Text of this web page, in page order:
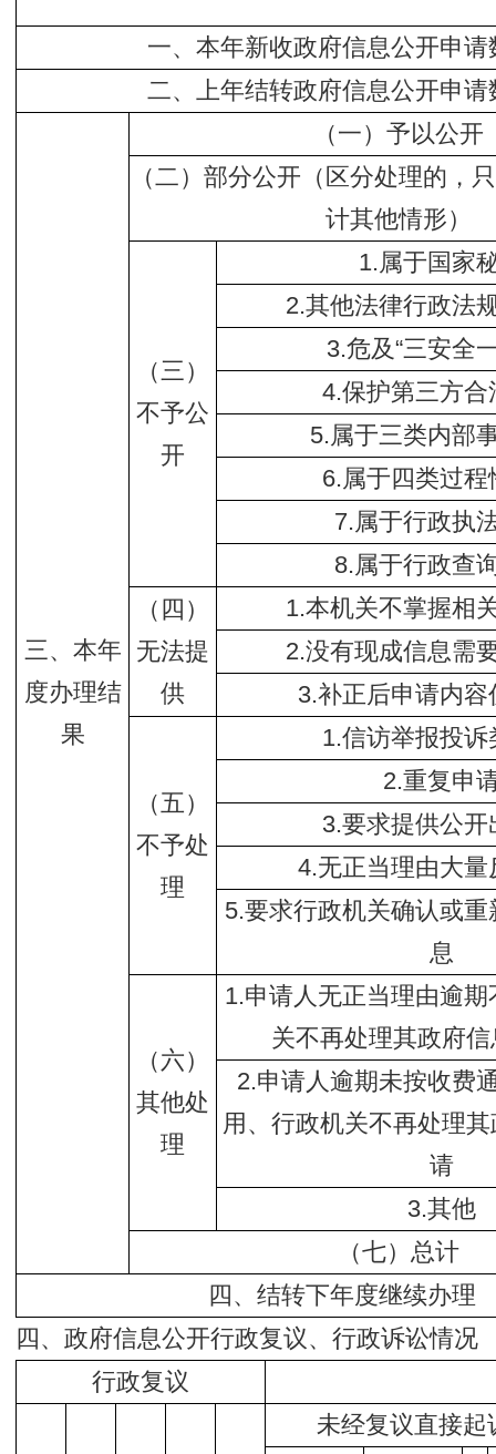
一、本年新收政府信息公开申请
二、上年结转政府信息公开申请
三、本年
度办理结
果
（一）予以公开
（二）部分公开（区分处理的，
计其他情形）
（三）
不予公
开
1.属于国家
2.其他法律行政法
3.危及“三安全
4.保护第三方合
5.属于三类内部
6.属于四类过程
7.属于行政执
8.属于行政查
（四）
无法提
供
1.本机关不掌握相
2.没有现成信息需
3.补正后申请内容
（五）
不予处
理
1.信访举报投诉
2.重复申
3.要求提供公开
4.无正当理由大量
5.要求行政机关确认或
息
（六）
其他处
理
1.申请人无正当理由逾
关不再处理其政府
2.申请人逾期未按收费
用、行政机关不再处理
请
3.其他
（七）总计
四、结转下年度继续办理
四、政府信息公开行政复议、行政诉讼情况
行政复议
未经复议直接起